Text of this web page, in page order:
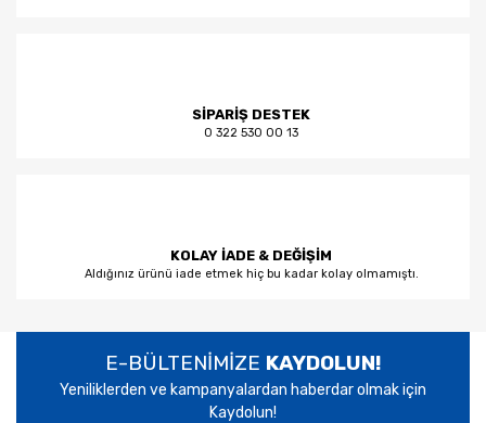
SİPARİŞ DESTEK
0 322 530 00 13
KOLAY İADE & DEĞİŞİM
Aldığınız ürünü iade etmek hiç bu kadar kolay olmamıştı.
E-BÜLTENİMİZE KAYDOLUN!
Yeniliklerden ve kampanyalardan haberdar olmak için
Kaydolun!